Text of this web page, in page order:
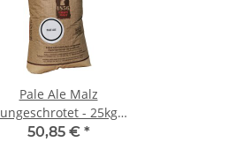
Pale Ale Malz
ungeschrotet - 25kg
Sack
50,85 € *